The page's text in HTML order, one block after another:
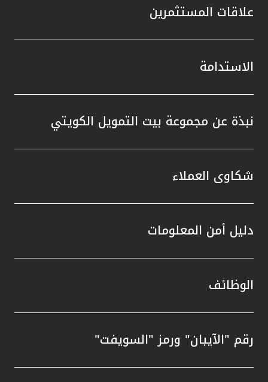
علاقات المستثمرين
الاستدامة
نبذة عن مجموعة بيت التمويل الكويتي
شكاوى العملاء
دليل أمن المعلومات
الوظائف
رقم "الآيبان" ورمز "السويفت"